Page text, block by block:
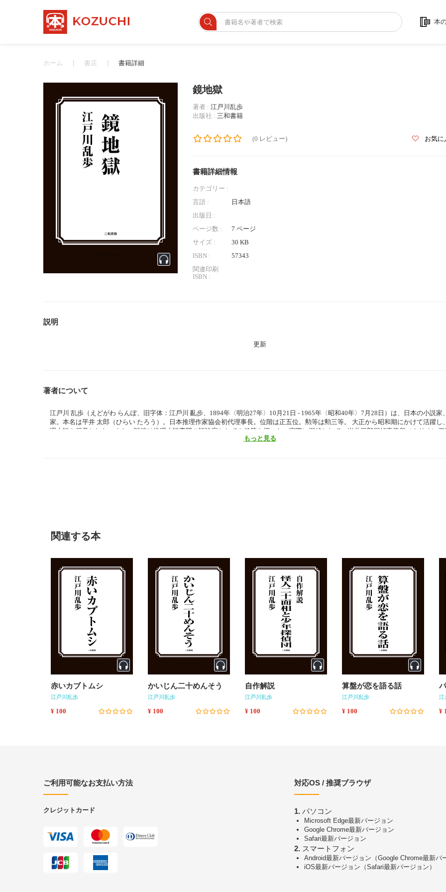
本
ホーム 書店 書籍詳細
鏡地獄
著者 : 江戸川乱歩
出版社 : 三和書籍
(0 レビュー) お気に
書籍詳細情報
カテゴリー :
言語 :
日本語
出版日 :
ページ数 :
7 ページ
サイズ :
30 KB
ISBN :
57343
関連印刷
ISBN :
説明
更新
著者について
江戸川 乱歩（えどがわ らんぽ、旧字体：江戶川 亂步、1894年〈明治27年〉10月21日 - 1965年〈昭和40年〉7月28日）は、日本の小説家
家。本名は平井 太郎（ひらい たろう）。日本推理作家協会初代理事長。位階は正五位。勲等は勲三等。 大正から昭和期にかけて活躍し
理小説を得意とした。また、戦後は推理小説専門の評論家としても健筆を揮った。実際に探偵として、岩井三郎探偵事務所（ミリオン資
ビス）に勤務していた経歴を持つ。 （ウィキペディアより引用 2021年5月27日閲覧）
もっと見る
関連する本
赤いカブトムシ
江戸川乱歩
¥ 100
かいじん二十めんそう
江戸川乱歩
¥ 100
自作解説
江戸川乱歩
¥ 100
算盤が恋を語る話
江戸川乱歩
¥ 100
江
¥
ご利用可能なお支払い方法
クレジットカード
対応OS / 推奨ブラウザ
1.パソコン
Microsoft Edge最新バージョン
Google Chrome最新バージョン
Safari最新バージョン
2.スマートフォン
Android最新バージョン（Google Chrome最新バ
iOS最新バージョン（Safari最新バージョン）